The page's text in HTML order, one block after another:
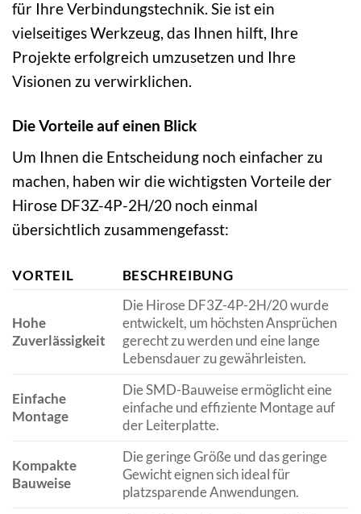
für Ihre Verbindungstechnik. Sie ist ein
vielseitiges Werkzeug, das Ihnen hilft, Ihre
Projekte erfolgreich umzusetzen und Ihre
Visionen zu verwirklichen.
Die Vorteile auf einen Blick
Um Ihnen die Entscheidung noch einfacher zu
machen, haben wir die wichtigsten Vorteile der
Hirose DF3Z-4P-2H/20 noch einmal
übersichtlich zusammengefasst:
VORTEIL BESCHREIBUNG
Hohe
Zuverlässigkeit
Die Hirose DF3Z-4P-2H/20 wurde
entwickelt, um höchsten Ansprüchen
gerecht zu werden und eine lange
Lebensdauer zu gewährleisten.
Einfache
Montage
Die SMD-Bauweise ermöglicht eine
einfache und effiziente Montage auf
der Leiterplatte.
Kompakte
Bauweise
Die geringe Größe und das geringe
Gewicht eignen sich ideal für
platzsparende Anwendungen.